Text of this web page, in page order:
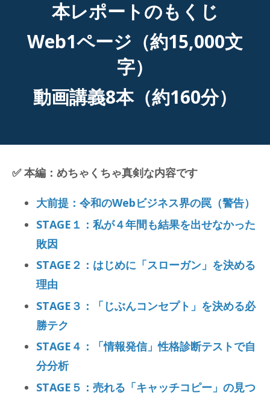
本レポートのもくじ
Web1ページ（約15,000文
字）
動画講義8本（約160分）
✅ 本編：めちゃくちゃ真剣な内容です
大前提：令和のWebビジネス界の罠（警告）
STAGE１：私が４年間も結果を出せなかった
敗因
STAGE２：はじめに「スローガン」を決める
理由
STAGE３：「じぶんコンセプト」を決める必
勝テク
STAGE４：「情報発信」性格診断テストで自
分分析
STAGE５：売れる「キャッチコピー」の見つ